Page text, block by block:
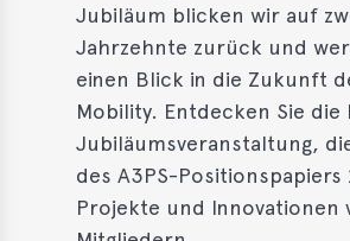
Jubiläum blicken wir auf
Jahrzehnte zurück und
einen Blick in die Zukunft
Mobility. Entdecken Sie
Jubiläumsveranstaltung,
des A3PS-
Projekte und Innovationen